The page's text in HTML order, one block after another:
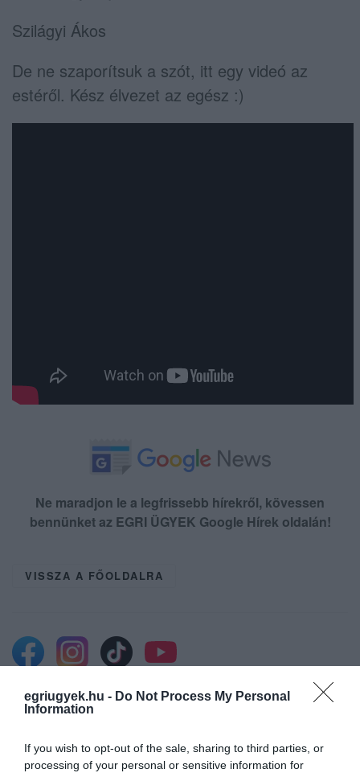
egriugyek.hu - Do Not Process My Personal
Information
If you wish to opt-out of the sale, sharing to third parties, or
processing of your personal or sensitive information for
Szilágyi Ákos
De ne szaporítsuk a szót, itt egy videó az
estéről. Kész élvezet az egész :)
Ne maradjon le a legfrissebb hírekről, kövessen
bennünket az EGRI ÜGYEK Google Hírek oldalán!
VISSZA A FŐOLDALRA
Legfrissebb híreink